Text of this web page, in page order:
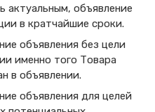
актуальным, объявление
в кратчайшие сроки.
объявления без цели
именно того Товара
в объявлении.
объявления для целей